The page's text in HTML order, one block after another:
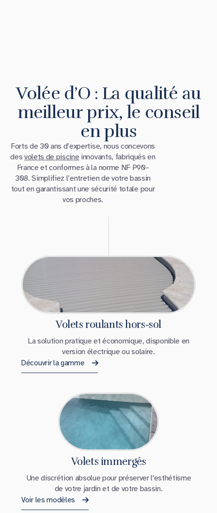
Volée d’O : La qualité au
meilleur prix, le conseil
en plus
Forts de 30 ans d’expertise, nous concevons
des volets de piscine innovants, fabriqués en
France et conformes à la norme NF P90-
308. Simplifiez l’entretien de votre bassin
tout en garantissant une sécurité totale pour
vos proches.
Volets roulants hors-sol
La solution pratique et économique, disponible en
version électrique ou solaire.
Découvrir la gamme
Volets immergés
Une discrétion absolue pour préserver l'esthétisme
de votre jardin et de votre bassin.
Voir les modèles